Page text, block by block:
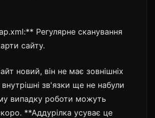
Регулярне сканування
сайту.
новий, він не має зовнішніх
зв'язки ще не набули
випадку роботи можуть
**Аддурілка усуває це